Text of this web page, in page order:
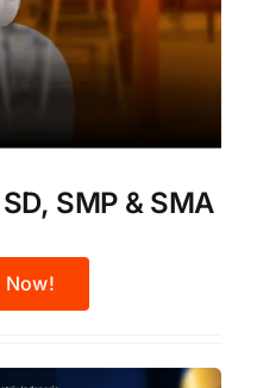
SMP & SMA
Now!